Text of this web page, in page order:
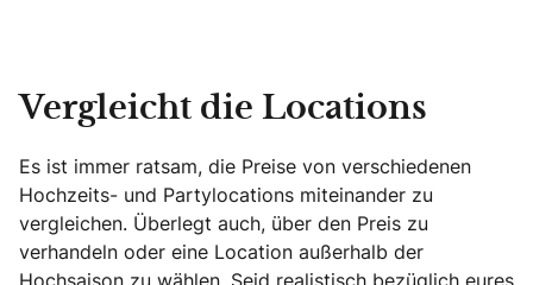
Vergleicht die Locations
Es ist immer ratsam, die Preise von verschiedenen
Hochzeits- und Partylocations miteinander zu
vergleichen. Überlegt auch, über den Preis zu
verhandeln oder eine Location außerhalb der